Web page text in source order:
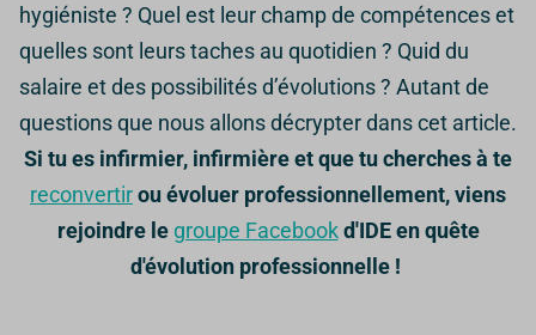
hygiéniste ? Quel est leur champ de compétences et
quelles sont leurs taches au quotidien ? Quid du
salaire et des possibilités d’évolutions ? Autant de
questions que nous allons décrypter dans cet article.
Si tu es infirmier, infirmière et que tu cherches à te
reconvertirou évoluer professionnellement, viens
rejoindre le groupe Facebookd'IDE en quête
d'évolution professionnelle !